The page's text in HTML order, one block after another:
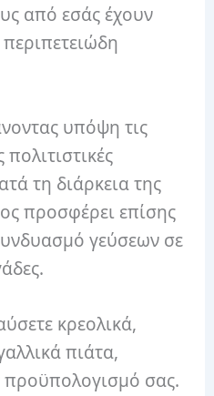
από εσάς έχουν
υπόψη τις
τη διάρκεια της
προσφέρει επίσης
γεύσεων σε
κρεολικά,
πιάτα,
προϋπολογισμό σας.